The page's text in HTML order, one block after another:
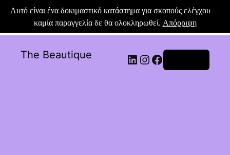
Αυτό είναι ένα δοκιμαστικό κατάστημα για σκοπούς ελέγχου —
καμία παραγγελία δε θα ολοκληρωθεί. Απόρριψη
The Beautique